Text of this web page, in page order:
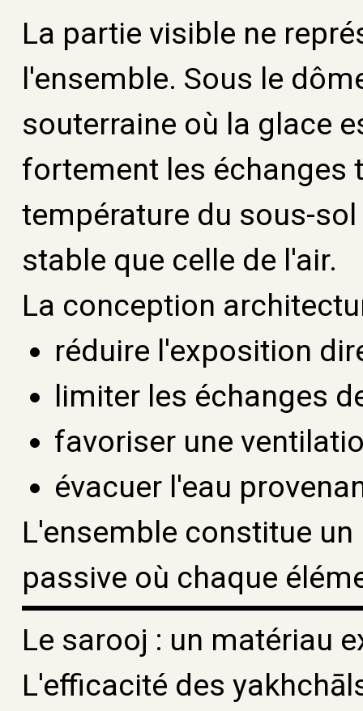
La partie visible ne
l'ensemble. Sous le
souterraine où la glace
fortement les échanges
température du sous-
stable que celle de l'air.
La conception
réduire l'exposition
limiter les échanges
favoriser une
évacuer l'eau
L'ensemble constitue
passive où chaque
Le sarooj : un matériau
L'efficacité des